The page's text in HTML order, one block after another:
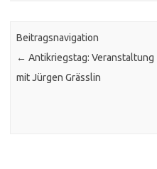
Beitragsnavigation
← Antikriegstag: Veranstaltung
mit Jürgen Grässlin